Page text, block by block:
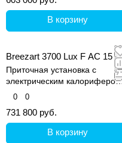
В корзину
Breezart 3700 Lux F AC 15
Приточная установка с
электрическим калорифером
(AС) и водяным охладителем
0 0
731 800 руб.
В корзину